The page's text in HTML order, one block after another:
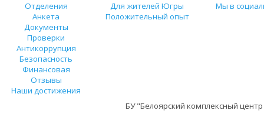
Отделения
Анкета
Документы
Проверки
Антикоррупция
Безопасность
Финансовая
Отзывы
Наши достижения
Для жителей Югры
Положительный опыт
Мы в
БУ "Белоярский комплексный